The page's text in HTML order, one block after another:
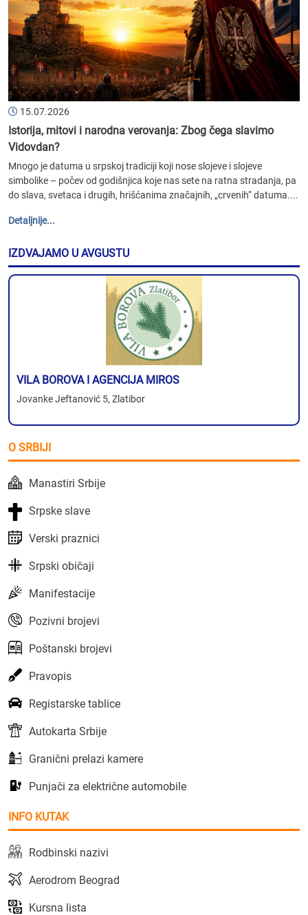
15.07.2026
Istorija, mitovi i narodna verovanja: Zbog čega slavimo
Vidovdan?
Mnogo je datuma u srpskoj tradiciji koji nose slojeve i slojeve
simbolike – počev od godišnjica koje nas sete na ratna stradanja, pa
do slava, svetaca i drugih, hrišćanima značajnih, „crvenih“ datuma....
Detaljnije...
IZDVAJAMO U AVGUSTU
VILA BOROVA I AGENCIJA MIROS
Jovanke Jeftanović 5, Zlatibor
O SRBIJI
Manastiri Srbije
Srpske slave
Verski praznici
Srpski običaji
Manifestacije
Pozivni brojevi
Poštanski brojevi
Pravopis
Registarske tablice
Autokarta Srbije
Granični prelazi kamere
Punjači za električne automobile
INFO KUTAK
Rodbinski nazivi
Aerodrom Beograd
Kursna lista